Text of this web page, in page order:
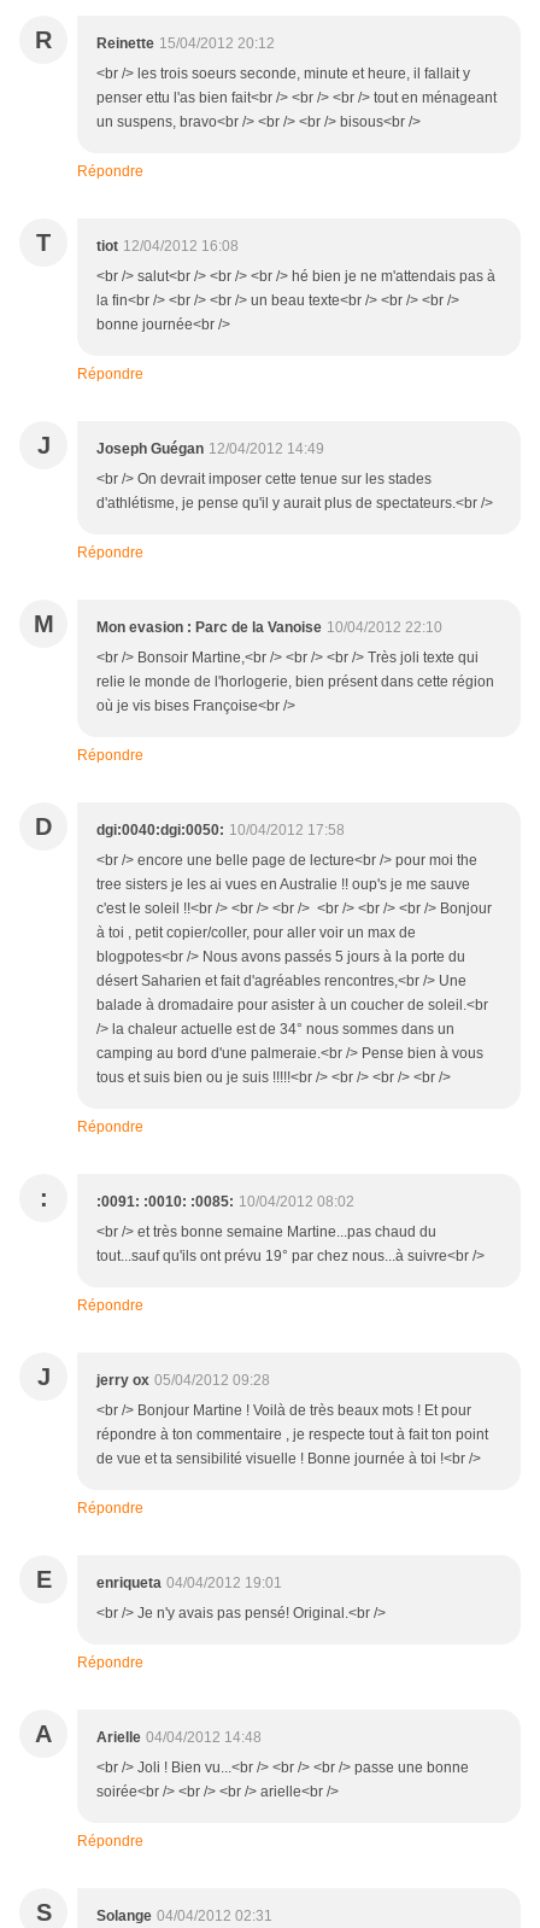
R Reinette 15/04/2012 20:12
<br /> les trois soeurs seconde, minute et heure, il fallait y
penser ettu l'as bien fait<br /> <br /> <br /> tout en ménageant
un suspens, bravo<br /> <br /> <br /> bisous<br />
Répondre
T tiot 12/04/2012 16:08
<br /> salut<br /> <br /> <br /> hé bien je ne m'attendais pas à
la fin<br /> <br /> <br /> un beau texte<br /> <br /> <br />
bonne journée<br />
Répondre
J Joseph Guégan 12/04/2012 14:49
<br /> On devrait imposer cette tenue sur les stades
d'athlétisme, je pense qu'il y aurait plus de spectateurs.<br />
Répondre
M Mon evasion : Parc de la Vanoise 10/04/2012 22:10
<br /> Bonsoir Martine,<br /> <br /> <br /> Très joli texte qui
relie le monde de l'horlogerie, bien présent dans cette région
où je vis bises Françoise<br />
Répondre
D dgi:0040:dgi:0050: 10/04/2012 17:58
<br /> encore une belle page de lecture<br /> pour moi the
tree sisters je les ai vues en Australie !! oup's je me sauve
c'est le soleil !!<br /> <br /> <br /> <br /> <br /> <br /> Bonjour
à toi , petit copier/coller, pour aller voir un max de
blogpotes<br /> Nous avons passés 5 jours à la porte du
désert Saharien et fait d'agréables rencontres,<br /> Une
balade à dromadaire pour asister à un coucher de soleil.<br
/> la chaleur actuelle est de 34° nous sommes dans un
camping au bord d'une palmeraie.<br /> Pense bien à vous
tous et suis bien ou je suis !!!!!<br /> <br /> <br /> <br />
Répondre
: :0091: :0010: :0085: 10/04/2012 08:02
<br /> et très bonne semaine Martine...pas chaud du
tout...sauf qu'ils ont prévu 19° par chez nous...à suivre<br />
Répondre
J jerry ox 05/04/2012 09:28
<br /> Bonjour Martine ! Voilà de très beaux mots ! Et pour
répondre à ton commentaire , je respecte tout à fait ton point
de vue et ta sensibilité visuelle ! Bonne journée à toi !<br />
Répondre
E enriqueta 04/04/2012 19:01
<br /> Je n'y avais pas pensé! Original.<br />
Répondre
A Arielle 04/04/2012 14:48
<br /> Joli ! Bien vu...<br /> <br /> <br /> passe une bonne
soirée<br /> <br /> <br /> arielle<br />
Répondre
S Solange 04/04/2012 02:31